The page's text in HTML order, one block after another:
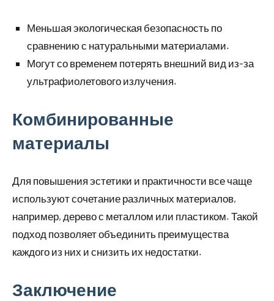
Меньшая экологическая безопасность по
сравнению с натуральными материалами.
Могут со временем потерять внешний вид из-за
ультрафиолетового излучения.
Комбинированные
материалы
Для повышения эстетики и практичности все чаще
используют сочетание различных материалов,
например, дерево с металлом или пластиком. Такой
подход позволяет объединить преимущества
каждого из них и снизить их недостатки.
Заключение